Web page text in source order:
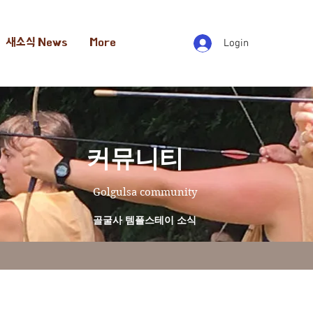
새소식 News More Login
​커뮤니티
Golgulsa community
골굴사 템플스테이 소식